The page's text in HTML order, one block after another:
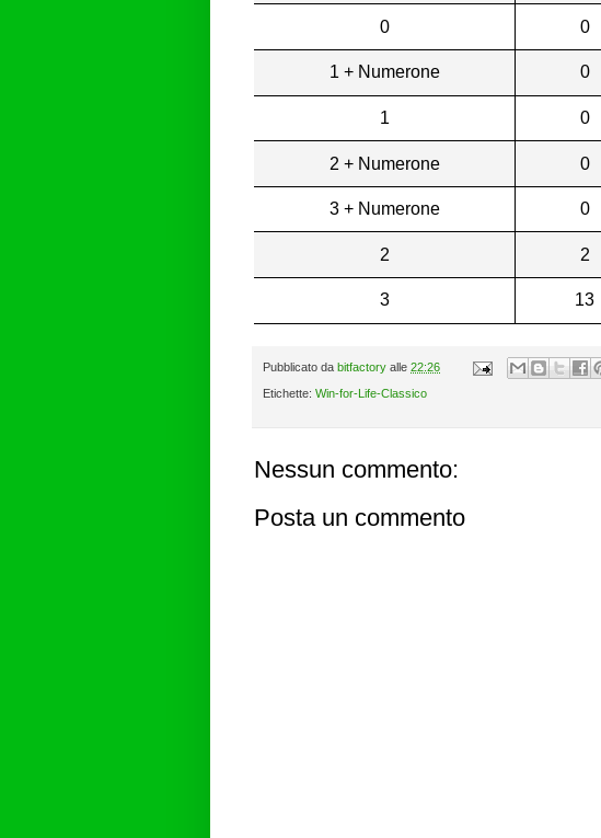
0 0
1 + Numerone 0
1 0
2 + Numerone 0
3 + Numerone 0
2 2
3 13
Pubblicato da bitfactory alle 22:26
Etichette: Win-for-Life-Classico
Nessun commento:
Posta un commento